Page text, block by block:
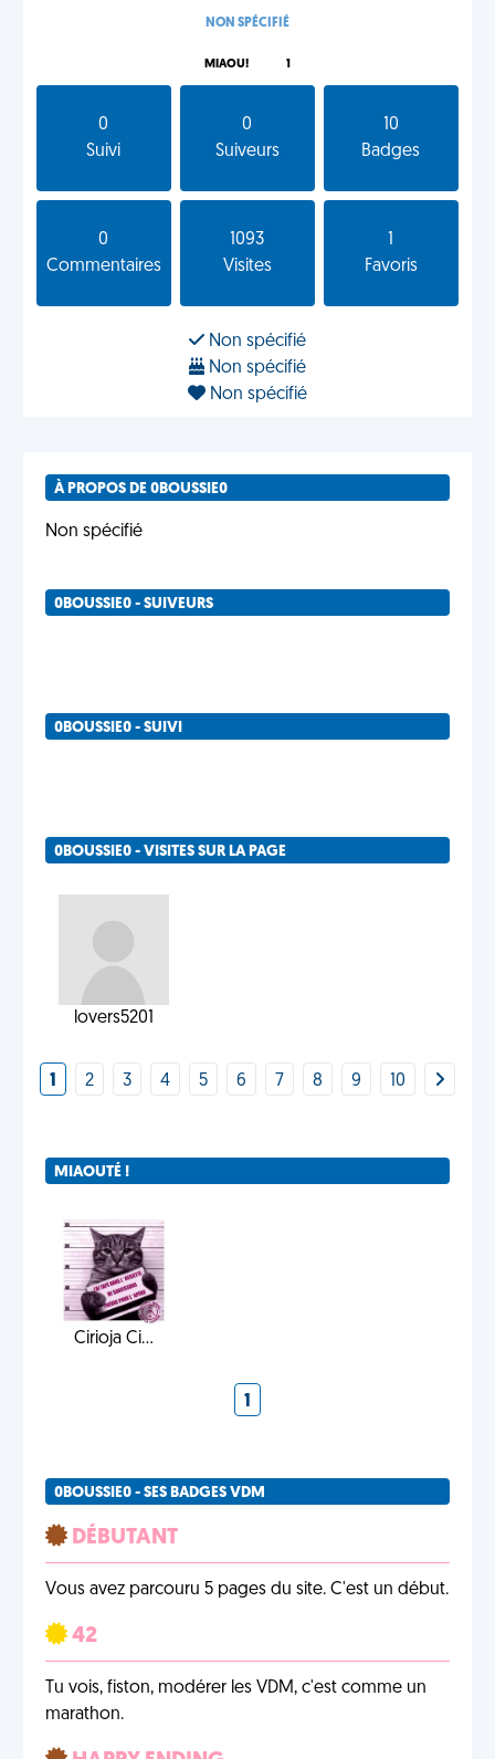
NON SPÉCIFIÉ
MIAOU! 1
0
Suivi
0
Suiveurs
10
Badges
0
Commentaires
1093
Visites
Favoris
Non spécifié
Non spécifié
Non spécifié
À PROPOS DE 0BOUSSIE0
Non spécifié
0BOUSSIE0 - SUIVEURS
0BOUSSIE0 - SUIVI
0BOUSSIE0 - VISITES SUR LA PAGE
lovers5201
1 2 3 4 5 6 7 8 9 10
MIAOUTÉ !
Cirioja Ci...
1
0BOUSSIE0 - SES BADGES VDM
DÉBUTANT
Vous avez parcouru 5 pages du site. C'est un début.
42
Tu vois, fiston, modérer les VDM, c'est comme un
marathon.